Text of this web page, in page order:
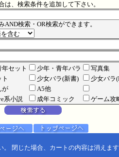
は、検索条件を追加して下さい。
AND検索・OR検索ができます。
セット 少年・青年バラ
写真集
少女バラ(新書)
少女バラ
が
A5他
系小説
成年コミック ゲーム攻
閉じた場合、カートの内容は消えま